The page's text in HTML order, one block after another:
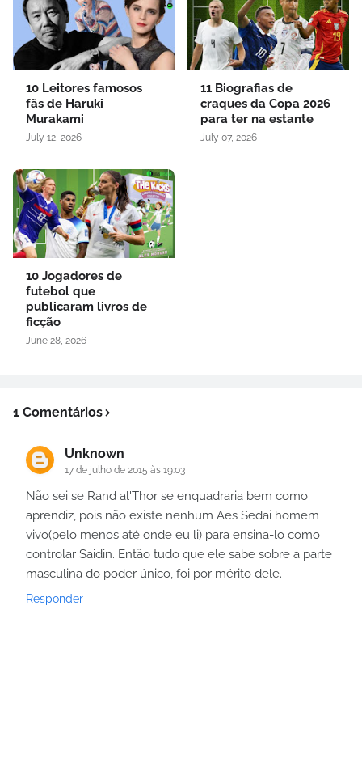
10 Leitores famosos
fãs de Haruki
Murakami
July 12, 2026
11 Biografias de
craques da Copa 2026
para ter na estante
July 07, 2026
10 Jogadores de
futebol que
publicaram livros de
ficção
June 28, 2026
1 Comentários
Unknown
17 de julho de 2015 às 19:03
Não sei se Rand al'Thor se enquadraria bem como
aprendiz, pois não existe nenhum Aes Sedai homem
vivo(pelo menos até onde eu li) para ensina-lo como
controlar Saidin. Então tudo que ele sabe sobre a parte
masculina do poder único, foi por mérito dele.
Responder